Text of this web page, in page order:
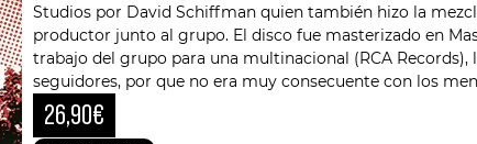
Studios por David Schiffman quien también hizo la
productor junto al grupo. El disco fue masterizado en
trabajo del grupo para una multinacional (RCA Records),
seguidores, por que no era muy consecuente con los
26,90€